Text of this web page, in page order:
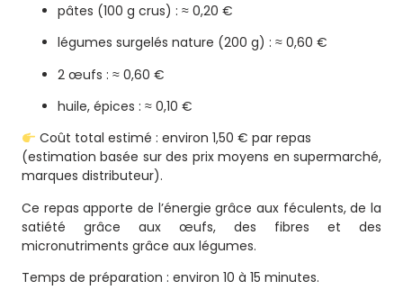
pâtes (100 g crus) : ≈ 0,20 €
légumes surgelés nature (200 g) : ≈ 0,60 €
2 œufs : ≈ 0,60 €
huile, épices : ≈ 0,10 €
Coût total estimé : environ 1,50 € par repas
(estimation basée sur des prix moyens en supermarché,
marques distributeur).
Ce repas apporte de l’énergie grâce aux féculents, de la
satiété grâce aux œufs, des fibres et des
micronutriments grâce aux légumes.
Temps de préparation : environ 10 à 15 minutes.